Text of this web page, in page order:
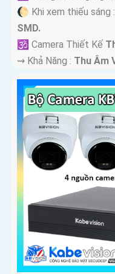
🌔 Khi xem thiếu sáng :
SMD.
🕉️ Camera Thiết Kế
️⇝ Khả Năng : Thu Âm